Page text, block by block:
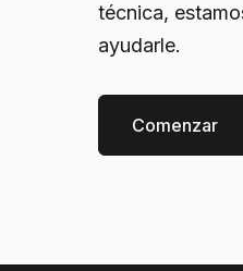
técnica,
ayudarle.
Comenzar